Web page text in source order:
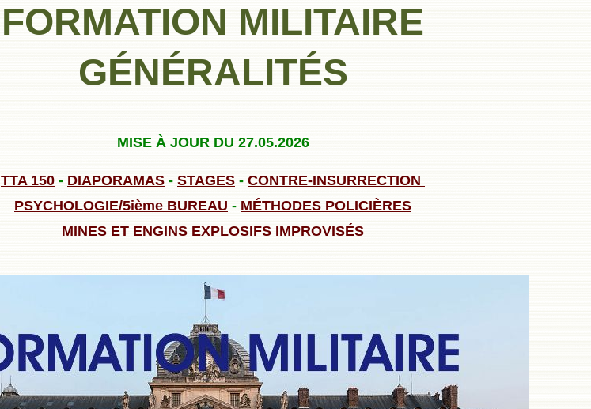
FORMATION MILITAIRE
GÉNÉRALITÉS
MISE À JOUR DU 27.05.2026
TTA 150 - DIAPORAMAS - STAGES - CONTRE-INSURRECTION
PSYCHOLOGIE/5ième BUREAU - MÉTHODES POLICIÈRES
MINES ET ENGINS EXPLOSIFS IMPROVISÉS